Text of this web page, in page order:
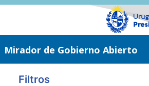
Saltar
Mirador de Gobierno Abierto
Filtros